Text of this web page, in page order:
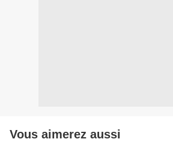
Vous aimerez aussi